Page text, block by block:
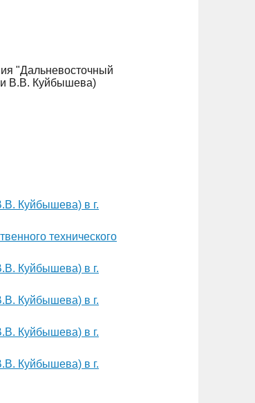
"Дальневосточный
В.В. Куйбышева)
Куйбышева) в г.
технического
Куйбышева) в г.
Куйбышева) в г.
Куйбышева) в г.
Куйбышева) в г.